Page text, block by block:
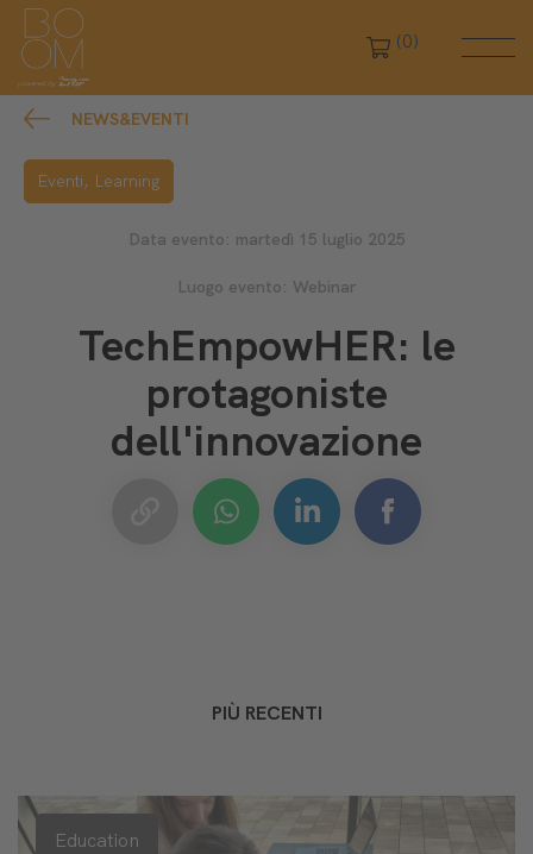
(0)
NEWS&EVENTI
Eventi, Learning
Data evento: martedì 15 luglio 2025
Luogo evento: Webinar
TechEmpowHER: le
protagoniste
dell'innovazione
PIÙ RECENTI
Education